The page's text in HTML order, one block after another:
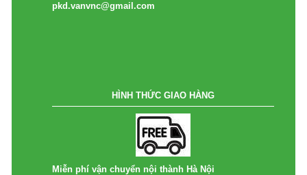
pkd.vanvnc@gmail.com
HÌNH THỨC GIAO HÀNG
Miễn phí vận chuyển nội thành Hà Nội